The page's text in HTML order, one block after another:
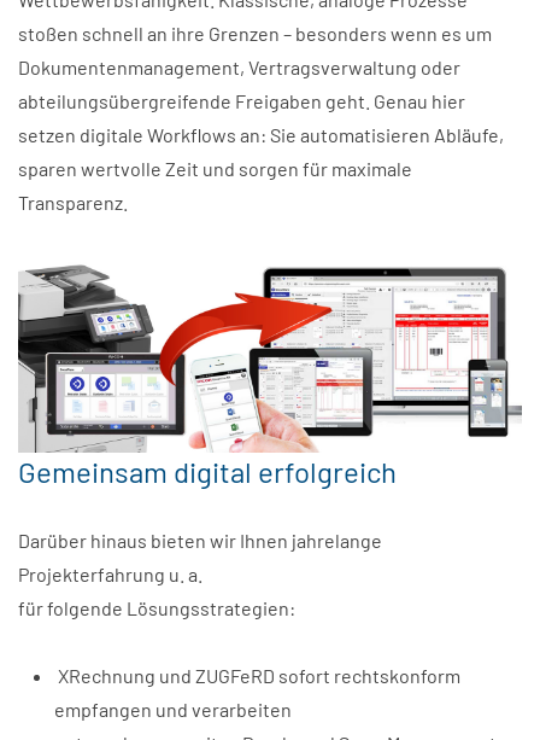
stoßen schnell an ihre Grenzen – besonders wenn es um
Dokumentenmanagement, Vertragsverwaltung oder
abteilungsübergreifende Freigaben geht. Genau hier
setzen digitale Workflows an: Sie automatisieren Abläufe,
sparen wertvolle Zeit und sorgen für maximale
Transparenz.
Gemeinsam digital erfolgreich
Darüber hinaus bieten wir Ihnen jahrelange
Projekterfahrung u. a.
für folgende Lösungsstrategien:
XRechnung und ZUGFeRD sofort rechtskonform
empfangen und verarbeiten